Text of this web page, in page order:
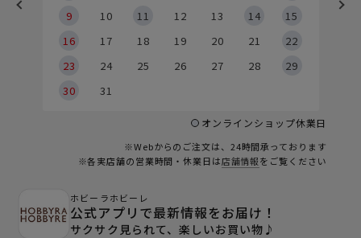
9
10 11 12 13 14
15
16
17 18 19 20 21
22
23
24 25 26 27 28
29
30
31
オンラインショップ休業日
※Webからのご注文は、24時間承っております
※各実店舗の営業時間・休業日は店舗情報をご覧ください
ホビーラホビーレ
公式アプリで最新情報をお届け！
サクサク見られて、楽しいお買い物♪